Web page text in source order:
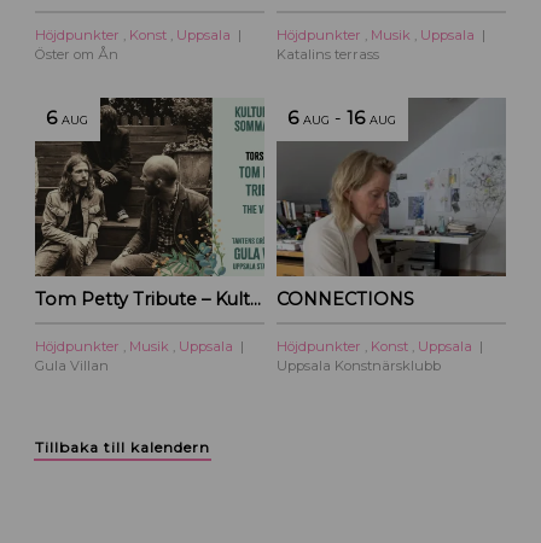
Höjdpunkter Konst
Uppsala
Öster om Ån
Höjdpunkter Musik
Uppsala
Katalins terrass
6 AUG
Tom Petty Tribute – Kulturoasens sommarscen 2026
Höjdpunkter , Musik , Uppsala
Gula Villan
6 AUG -16 AUG
CONNECTIONS
Höjdpunkter , Konst , Uppsala
Uppsala Konstnärsklubb
Tillbaka till kalendern